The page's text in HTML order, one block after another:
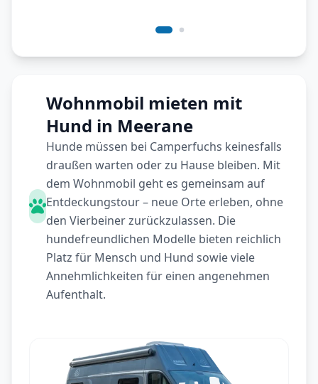
Wohnmobil mieten mit
Hund in Meerane
Hunde müssen bei Camperfuchs keinesfalls
draußen warten oder zu Hause bleiben. Mit
dem Wohnmobil geht es gemeinsam auf
Entdeckungstour – neue Orte erleben, ohne
den Vierbeiner zurückzulassen. Die
hundefreundlichen Modelle bieten reichlich
Platz für Mensch und Hund sowie viele
Annehmlichkeiten für einen angenehmen
Aufenthalt.